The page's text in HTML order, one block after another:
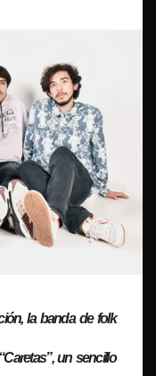
la banda de folk
un sencillo